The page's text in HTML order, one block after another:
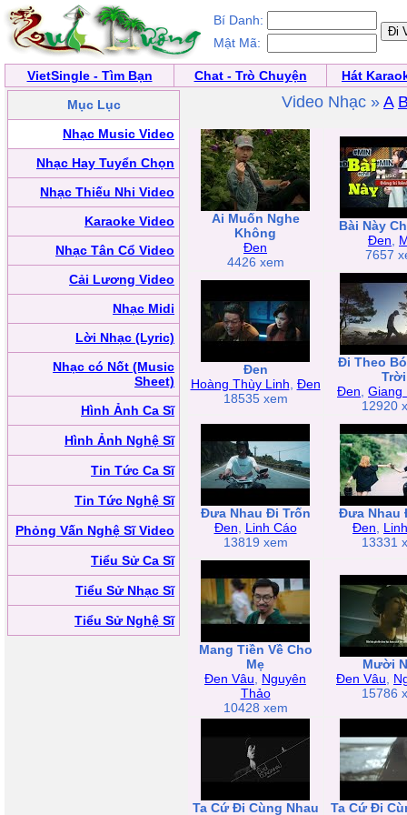
Bí Danh:
Mật Mã:
VietSingle - Tìm Bạn Chat - Trò Chuyện
Hát
Mục Lục
Nhạc Music Video
Nhạc Hay Tuyển Chọn
Nhạc Thiếu Nhi Video
Karaoke Video
Nhạc Tân Cổ Video
Cải Lương Video
Nhạc Midi
Lời Nhạc (Lyric)
Nhạc có Nốt (Music
Sheet)
Hình Ảnh Ca Sĩ
Hình Ảnh Nghệ Sĩ
Tin Tức Ca Sĩ
Tin Tức Nghệ Sĩ
Phỏng Vấn Nghệ Sĩ Video
Tiểu Sử Ca Sĩ
Tiểu Sử Nhạc Sĩ
Tiểu Sử Nghệ Sĩ
Video Nhạc » A
Ai Muốn Nghe
Không
Đen
4426 xem
Bài Này
Đen
7657
Đen
Hoàng Thùy Linh Đen
18535 xem
Đi Theo
Trời
Đen Giang
12920
Đưa Nhau Đi Trốn
Đen
Linh Cáo
13819 xem
Đưa Nhau
Đen
13331
Mang Tiền Về Cho
Mẹ
Đen Vâu
Nguyên
Thảo
10428 xem
Mười
Đen Vâu
15786
Ta Cứ Đi Cùng Nhau
Ta Cứ Đi